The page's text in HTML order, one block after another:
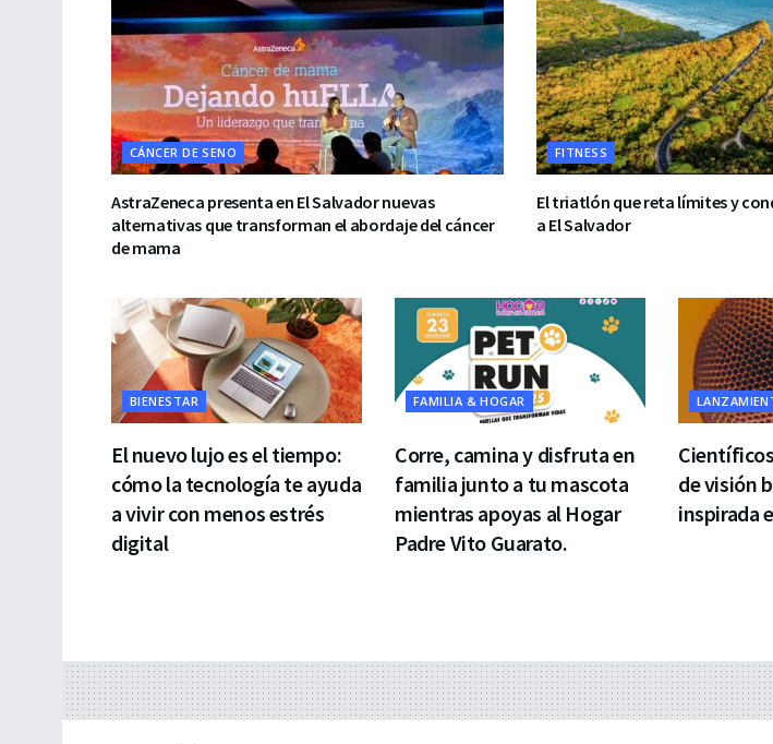
CÁNCER DE SENO
AstraZeneca presenta en El Salvador nuevas
alternativas que transforman el abordaje del cáncer
de mama
FITNESS
El triatlón que reta límites y
a El Salvador
BIENESTAR
El nuevo lujo es el tiempo:
cómo la tecnología te ayuda
a vivir con menos estrés
digital
FAMILIA & HOGAR
Corre, camina y disfruta en
familia junto a tu mascota
mientras apoyas al Hogar
Padre Vito Guarato.
de visión
inspirada